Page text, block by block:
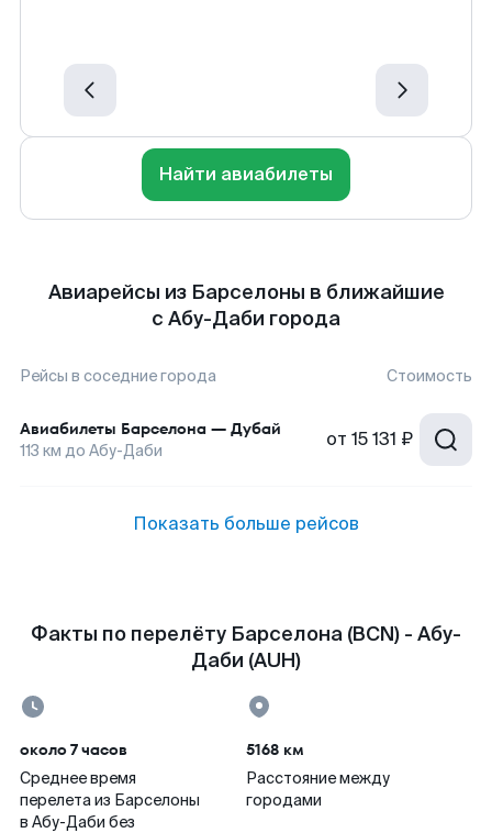
Найти авиабилеты
Авиарейсы из Барселоны в ближайшие
с Абу-Даби города
Рейсы в соседние города Стоимость
Авиабилеты Барселона — Дубай
113 км до Абу-Даби от 15 131 ₽
Показать больше рейсов
Факты по перелёту Барселона (BCN) - Абу-
Даби (AUH)
около 7 часов
Среднее время
перелета из Барселоны
в Абу-Даби без
5168 км
Расстояние между
городами